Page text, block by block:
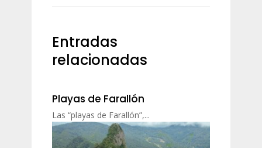
Entradas
relacionadas
Playas de Farallón
Las “playas de Farallón”,...